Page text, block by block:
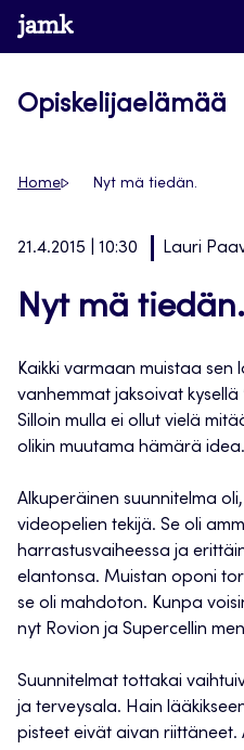
Siirry
suoraan
www.jamk.fi
Opiskelijaelämää
Home Nyt mä tiedän.
21.4.2015 | 10:30 Lauri
Nyt mä tiedän.
Kaikki varmaan muistaa sen
vanhemmat jaksoivat kysellä
Silloin mulla ei ollut vielä
olikin muutama hämärä idea.
Alkuperäinen suunnitelma
videopelien tekijä. Se oli
harrastusvaiheessa ja
elantonsa. Muistan oponi
se oli mahdoton. Kunpa
nyt Rovion ja Supercellin
Suunnitelmat tottakai
ja terveysala. Hain
pisteet eivät aivan riittäneet.